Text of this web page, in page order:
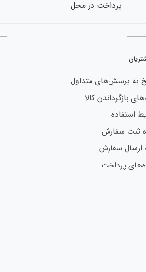
پرداخت در محل
به پرسش‌های متداول
بازگرداندن کالا
استفاده
ثبت سفارش
ارسال سفارش
پرداخت